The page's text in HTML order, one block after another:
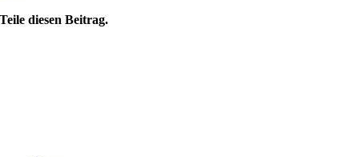
Teile diesen Beitrag.